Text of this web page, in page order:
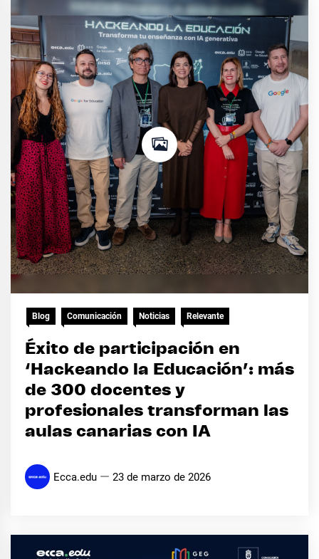
Blog Comunicación Noticias Relevante
Éxito de participación en
‘Hackeando la Educación’: más
de 300 docentes y
profesionales transforman las
aulas canarias con IA
Ecca.edu 23 de marzo de 2026